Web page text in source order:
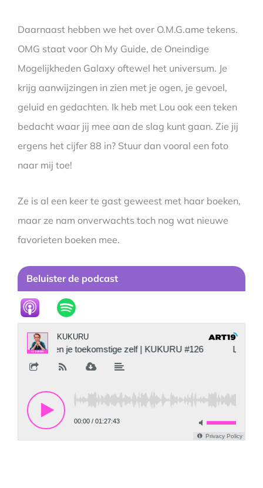
Daarnaast hebben we het over O.M.G.ame tekens.
OMG staat voor Oh My Guide, de Oneindige
Mogelijkheden Galaxy oftewel het universum. Je
krijg aanwijzingen in zien met je ogen, je gevoel,
geluid en gedachten. Ik heb met Lou ook een teken
bedacht waar jij mee aan de slag kunt gaan. Zie jij
ergens het cijfer 88 in? Stuur dan vooral een foto
naar mij toe!
Ze is al een keer te gast geweest met haar boeken,
maar ze nam onverwachts toch nog wat nieuwe
favorieten boeken mee.
Beluister de podcast